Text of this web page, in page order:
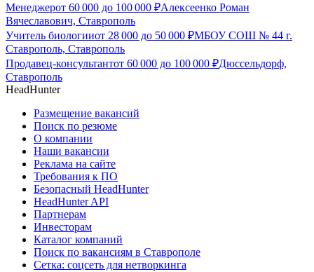
Менеджерот 60 000 до 100 000 ₽Алексеенко Роман
Вячеславович, Ставрополь
Учитель биологииот 28 000 до 50 000 ₽МБОУ СОШ № 44 г.
Ставрополь, Ставрополь
Продавец-консультантот 60 000 до 100 000 ₽Дюссельдорф,
Ставрополь
HeadHunter
Размещение вакансий
Поиск по резюме
О компании
Наши вакансии
Реклама на сайте
Требования к ПО
Безопасный HeadHunter
HeadHunter API
Партнерам
Инвесторам
Каталог компаний
Поиск по вакансиям в Ставрополе
Сетка: соцсеть для нетворкинга